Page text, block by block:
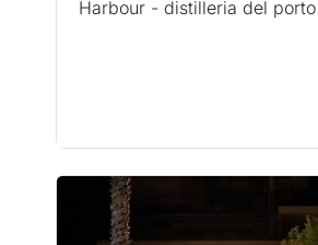
Harbour - distilleria del porto